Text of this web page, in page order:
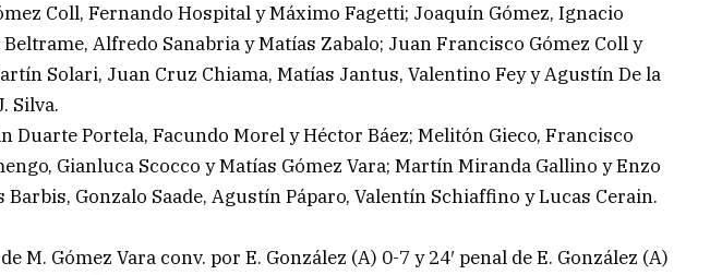
Coll, Fernando Hospital y Máximo Fagetti; Joaquín Gómez, Ignacio
Alfredo Sanabria y Matías Zabalo; Juan Francisco Gómez Coll y
Solari, Juan Cruz Chiama, Matías Jantus, Valentino Fey y Agustín De la
Silva.
Duarte Portela, Facundo Morel y Héctor Báez; Melitón Gieco, Francisco
Gianluca Scocco y Matías Gómez Vara; Martín Miranda Gallino y Enzo
Barbis, Gonzalo Saade, Agustín Páparo, Valentín Schiaffino y Lucas Cerain.
M. Gómez Vara conv. por E. González (A) 0-7 y 24′ penal de E. González (A)